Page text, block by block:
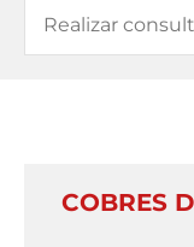
COBRES